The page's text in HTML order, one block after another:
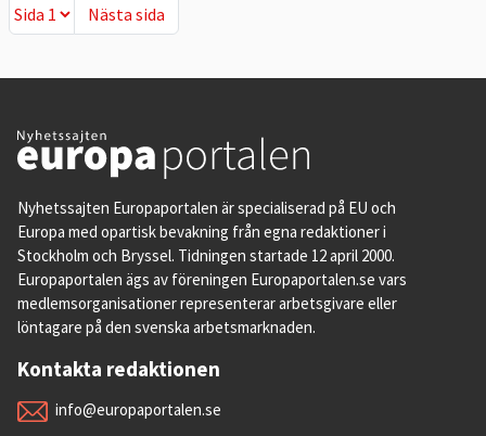
Nästa sida
Nästa sida
Nyhetssajten Europaportalen är specialiserad på EU och
Europa med opartisk bevakning från egna redaktioner i
Stockholm och Bryssel. Tidningen startade 12 april 2000.
Europaportalen ägs av föreningen Europaportalen.se vars
medlemsorganisationer representerar arbetsgivare eller
löntagare på den svenska arbetsmarknaden.
Kontakta redaktionen
info@europaportalen.se